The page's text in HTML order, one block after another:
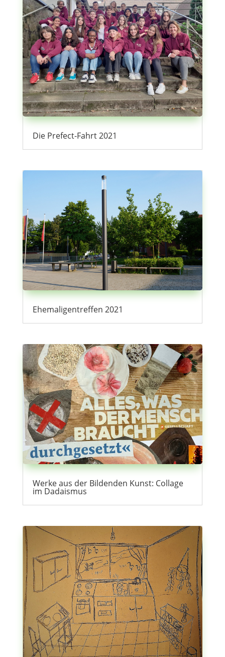
Die Prefect-Fahrt 2021
Ehemaligentreffen 2021
Werke aus der Bildenden Kunst: Collage
im Dadaismus